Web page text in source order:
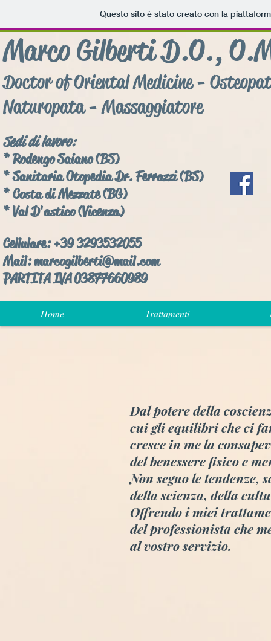
Questo sito è stato creato con la
Marco Gilberti D.O.,
Doctor of Oriental Medicine -
Naturopata - Massaggiatore
Sedi di lavoro:
* Rodengo Saiano (BS)
* Sanitaria Otopedia Dr. Ferrazzi (BS)
* Costa di Mezzate (BG)
* Val D'astico(Vicenza)
Cellulare: +39 3293532055
​Mail: marcogilberti@mail.com
PARTITA IVA 03877660989
Home Trattamenti
Dal potere della
cui gli equilibri che ci
cresce in me la
del benessere fisico e
Non seguo le tendenze,
della scienza, della
Offrendo i miei
del professionista che
al vostro servizio.